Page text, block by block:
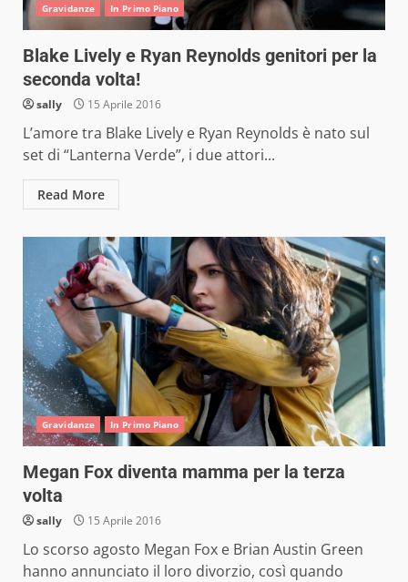
Gravidanze In Primo Piano
Blake Lively e Ryan Reynolds genitori per la
seconda volta!
sally 15 Aprile 2016
L’amore tra Blake Lively e Ryan Reynolds è nato sul
set di “Lanterna Verde”, i due attori...
Read More
Gravidanze In Primo Piano
Megan Fox diventa mamma per la terza
volta
sally 15 Aprile 2016
Lo scorso agosto Megan Fox e Brian Austin Green
hanno annunciato il loro divorzio, così quando